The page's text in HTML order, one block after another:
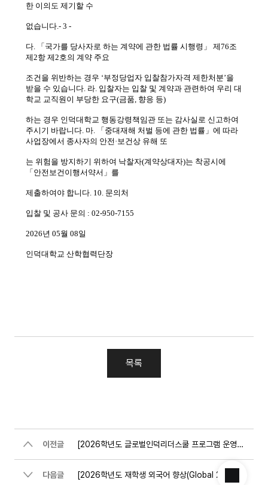
목록
이전글 [2026학년도 글로벌인덕리더스쿨 프로그램 운영] 우선협상 대상자 공고
다음글